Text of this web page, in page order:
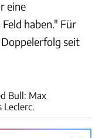
eine
haben." Für
seit
Bull: Max